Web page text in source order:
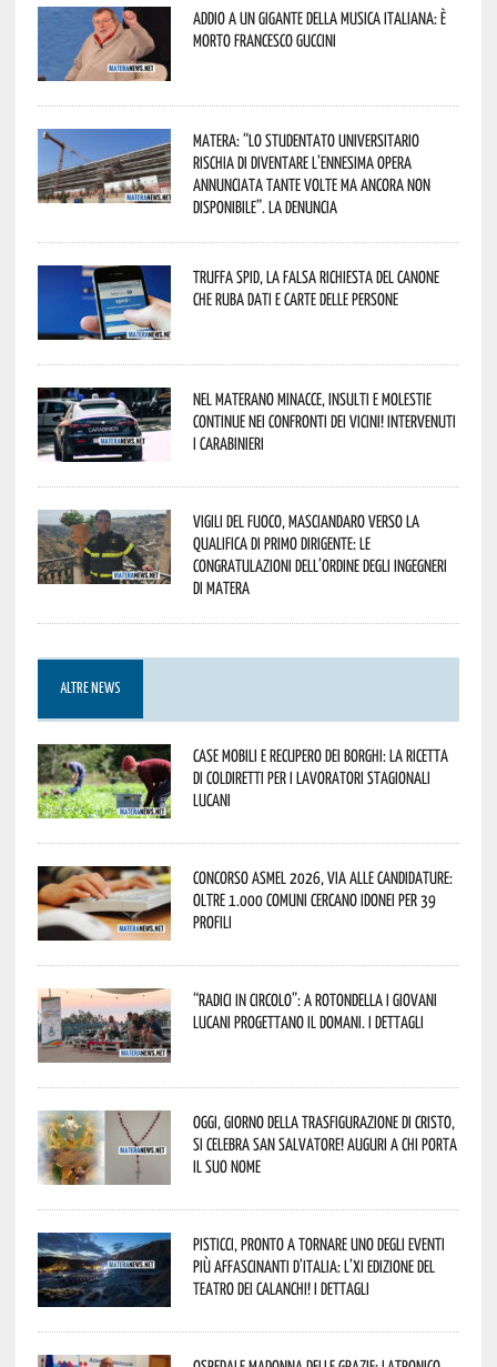
Addio a un gigante della musica italiana: è
morto Francesco Guccini
Matera: “Lo studentato universitario
rischia di diventare l’ennesima opera
annunciata tante volte ma ancora non
disponibile”. La denuncia
Truffa Spid, la falsa richiesta del canone
che ruba dati e carte delle persone
Nel materano minacce, insulti e molestie
continue nei confronti dei vicini! Intervenuti
i Carabinieri
Vigili del Fuoco, Masciandaro verso la
qualifica di Primo Dirigente: le
congratulazioni dell’Ordine degli Ingegneri
di Matera
ALTRE NEWS
Case mobili e recupero dei borghi: la ricetta
di Coldiretti per i lavoratori stagionali
lucani
Concorso Asmel 2026, via alle candidature:
oltre 1.000 Comuni cercano idonei per 39
profili
“Radici in Circolo”: a Rotondella i giovani
lucani progettano il domani. I dettagli
Oggi, giorno della Trasfigurazione di Cristo,
si celebra San Salvatore! Auguri a chi porta
il suo nome
Pisticci, pronto a tornare uno degli eventi
più affascinanti d’Italia: l’XI edizione del
Teatro dei Calanchi! I dettagli